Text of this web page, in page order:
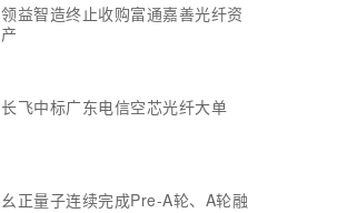
领益智造终止收购富通嘉善光纤资
产
长飞中标广东电信空芯光纤大单
幺正量子连续完成Pre-A轮、A轮融